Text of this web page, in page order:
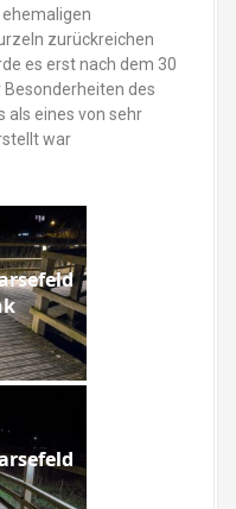
zurückreichen
es erst nach dem 30
Besonderheiten des
als eines von sehr
war